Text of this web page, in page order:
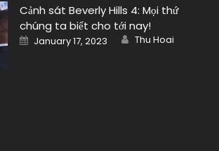
Cảnh sát Beverly Hills 4: Mọi thứ
chúng ta biết cho tới nay!
Posted
on
January 17, 2023 Author
Thu Hoai